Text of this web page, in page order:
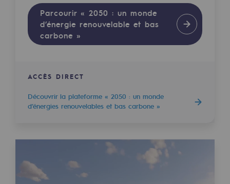
Objectif Hydrogène
CCUS Objectif Zéro CO2
Objectif Biométhane
Le Labo
Acteur engagé
Ambition RSE
Responsabilité environnementale
Responsabilité environnementale
Parcourir « 2050 : un monde
d’énergie renouvelable et bas
carbone »
ACCÈS DIRECT
Découvrir la plateforme « 2050 : un monde
d’énergies renouvelables et bas carbone »